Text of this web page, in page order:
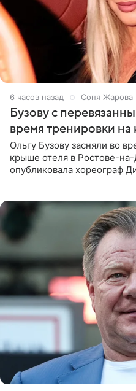
6 часов назад Соня Жарова
Бузову с
время тренировки
Ольгу Бузову засняли во
крыше отеля в Ростове-
опубликовала хореограф